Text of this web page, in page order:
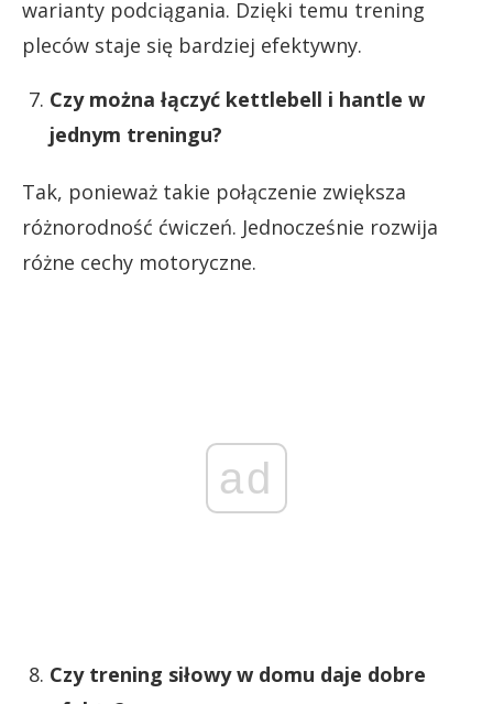
warianty podciągania. Dzięki temu trening
pleców staje się bardziej efektywny.
Czy można łączyć kettlebell i hantle w
jednym treningu?
Tak, ponieważ takie połączenie zwiększa
różnorodność ćwiczeń. Jednocześnie rozwija
różne cechy motoryczne.
ad
Czy trening siłowy w domu daje dobre